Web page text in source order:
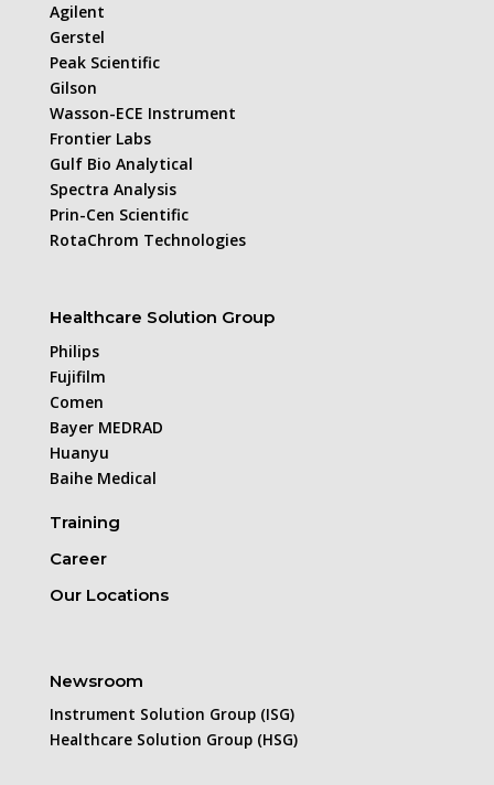
Agilent
Gerstel
Peak Scientific
Gilson
Wasson-ECE Instrument
Frontier Labs
Gulf Bio Analytical
Spectra Analysis
Prin-Cen Scientific
RotaChrom Technologies
Healthcare Solution Group
Philips
Fujifilm
Comen
Bayer MEDRAD
Huanyu
Baihe Medical
Training
Career
Our Locations
Newsroom
Instrument Solution Group (ISG)
Healthcare Solution Group (HSG)